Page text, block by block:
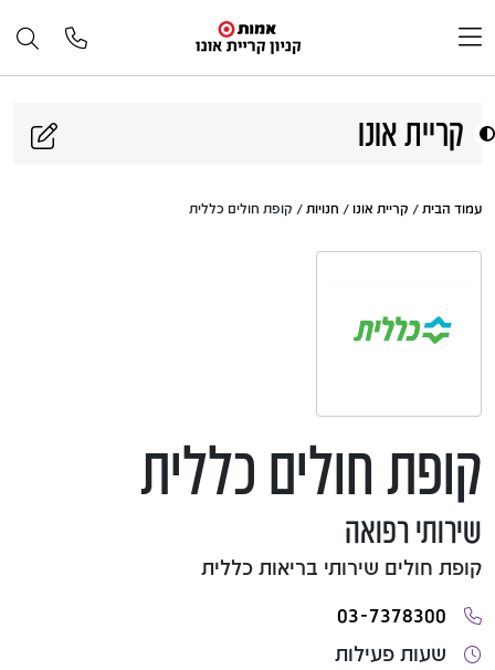
קריית אונו
עמוד הבית / קריית אונו / חנויות / קופת חולים כללית
קופת חולים כללית
שירותי רפואה
קופת חולים שירותי בריאות כללית
03-7378300
שעות פעילות